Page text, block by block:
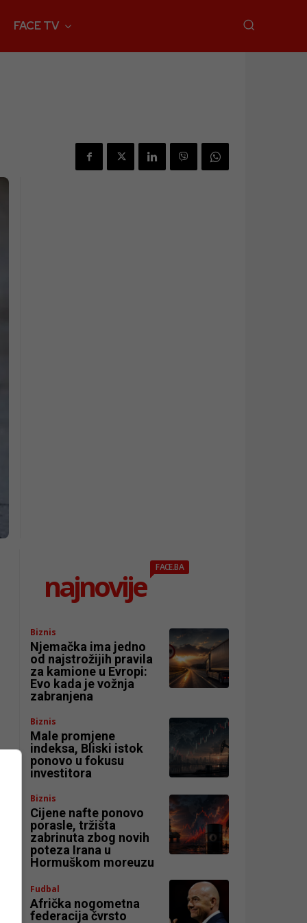
FACE TV
najnovije
FACE.BA
Biznis
Njemačka ima jedno
od najstrožijih pravila
za kamione u Evropi:
Evo kada je vožnja
zabranjena
Biznis
Male promjene
indeksa, Bliski istok
ponovo u fokusu
investitora
Biznis
Cijene nafte ponovo
porasle, tržišta
zabrinuta zbog novih
poteza Irana u
Hormuškom moreuzu
Fudbal
Afrička nogometna
federacija čvrsto